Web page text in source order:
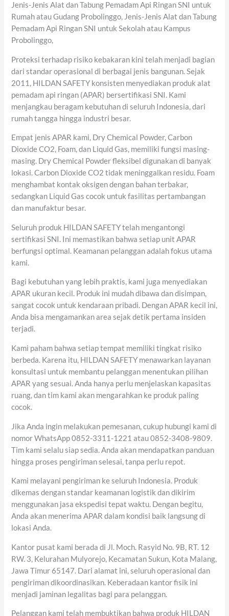
Jenis-Jenis Alat dan Tabung Pemadam Api Ringan SNI untuk
Rumah atau Gudang Probolinggo, Jenis-Jenis Alat dan Tabung
Pemadam Api Ringan SNI untuk Sekolah atau Kampus
Probolinggo,
Proteksi terhadap risiko kebakaran kini telah menjadi bagian
dari standar operasional di berbagai jenis bangunan. Sejak
2011, HILDAN SAFETY konsisten menyediakan produk alat
pemadam api ringan (APAR) bersertifikasi SNI. Kami
menjangkau beragam kebutuhan di seluruh Indonesia, dari
rumah tangga hingga industri besar.
Empat jenis APAR kami, Dry Chemical Powder, Carbon
Dioxide CO2, Foam, dan Liquid Gas, memiliki fungsi masing-
masing. Dry Chemical Powder fleksibel digunakan di banyak
lokasi. Carbon Dioxide CO2 tidak meninggalkan residu. Foam
menghambat kontak oksigen dengan bahan terbakar,
sedangkan Liquid Gas cocok untuk fasilitas pertambangan
dan manufaktur besar.
Seluruh produk HILDAN SAFETY telah mengantongi
sertifikasi SNI. Ini memastikan bahwa setiap unit APAR
berfungsi optimal. Keamanan pelanggan adalah fokus utama
kami.
Bagi kebutuhan yang lebih praktis, kami juga menyediakan
APAR ukuran kecil. Produk ini mudah dibawa dan disimpan,
sangat cocok untuk kendaraan pribadi. Dengan APAR kecil ini,
Anda bisa mengamankan area sejak detik pertama insiden
terjadi.
Kami paham bahwa setiap tempat memiliki tingkat risiko
berbeda. Karena itu, HILDAN SAFETY menawarkan layanan
konsultasi untuk membantu pelanggan menentukan pilihan
APAR yang sesuai. Anda hanya perlu menjelaskan kapasitas
ruang, dan tim kami akan mengarahkan ke produk paling
cocok.
Jika Anda ingin melakukan pemesanan, cukup hubungi kami di
nomor WhatsApp 0852-3311-1221 atau 0852-3408-9809.
Tim kami selalu siap sedia. Anda akan mendapatkan panduan
hingga proses pengiriman selesai, tanpa perlu repot.
Kami melayani pengiriman ke seluruh Indonesia. Produk
dikemas dengan standar keamanan logistik dan dikirim
menggunakan jasa ekspedisi tepat waktu. Dengan begitu,
Anda akan menerima APAR dalam kondisi baik langsung di
lokasi Anda.
Kantor pusat kami berada di Jl. Moch. Rasyid No. 9B, RT. 12
RW. 3, Kelurahan Mulyorejo, Kecamatan Sukun, Kota Malang,
Jawa Timur 65147. Dari alamat ini, seluruh operasional dan
pengiriman dikoordinasikan. Keberadaan kantor fisik ini
menjadi jaminan legalitas bagi para pelanggan.
Pelanggan kami telah membuktikan bahwa produk HILDAN